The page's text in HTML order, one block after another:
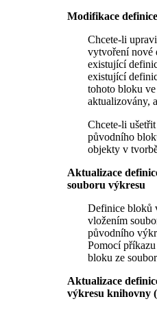
Modifikace
Chcete-li
vytvoření nové
existující
existující
tohoto bloku
aktualizovány,
Chcete-li
původního
objekty v
Aktualizace
souboru výkresu
Definice bloků
vložením
původního
Pomocí
bloku ze
Aktualizace
výkresu knihovny